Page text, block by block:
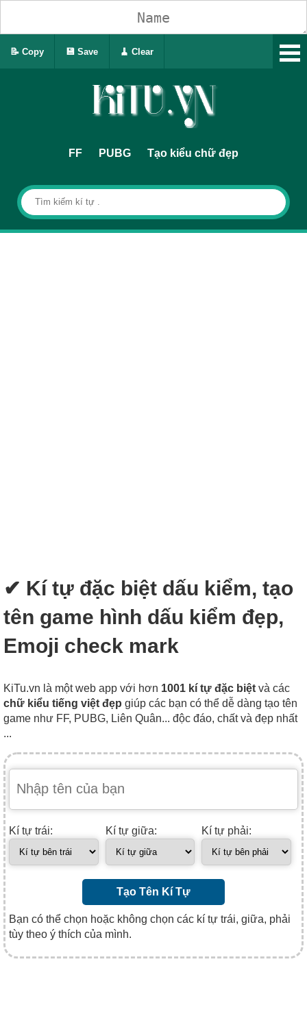
FF PUBG Tạo kiểu chữ đẹp
✔ Kí tự đặc biệt dấu kiểm, tạo
tên game hình dấu kiểm đẹp,
Emoji check mark
KiTu.vn là một web app với hơn 1001 kí tự đặc biệt và các
chữ kiểu tiếng việt đẹp giúp các bạn có thể dễ dàng tạo tên
game như FF, PUBG, Liên Quân... độc đáo, chất và đẹp nhất
...
Kí tự trái: Kí tự giữa: Kí tự phải:
Tạo Tên Kí Tự
Bạn có thể chọn hoặc không chọn các kí tự trái, giữa, phải
tùy theo ý thích của mình.
📝 Copy 💾 Save 🧹 Clear